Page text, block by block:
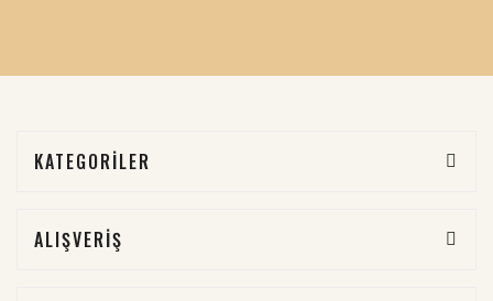
KATEGORİLER
ALIŞVERİŞ